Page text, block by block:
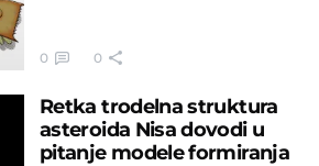
0 0
Retka trodelna struktura
asteroida Nisa dovodi u
pitanje modele formiranja